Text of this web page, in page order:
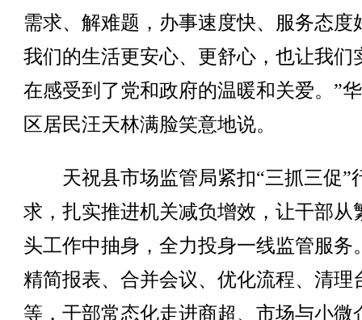
需求、解难题，办事速度快、服务态度
我们的生活更安心、更舒心，也让我们
在感受到了党和政府的温暖和关爱。”
区居民汪天林满脸笑意地说。
天祝县市场监管局紧扣“三抓三促”
求，扎实推进机关减负增效，让干部从
头工作中抽身，全力投身一线监管服务
精简报表、合并会议、优化流程、清理
等，干部常态化走进商超、市场与小微